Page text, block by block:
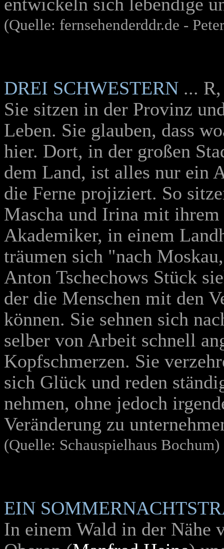
(Quelle: fernsehenderddr.de -
DREI SCHWESTERN ...
Sie sitzen in der Provinz
Leben. Sie glauben, dass
hier. Dort, in der großen
dem Land, ist alles nur ein
die Ferne projiziert. So
Mascha und Irina mit
Akademiker, in einem
träumen sich "nach
Anton Tschechows Stück
der die Menschen mit den
können. Sie sehnen sich
selber von Arbeit schnell
Kopfschmerzen. Sie
sich Glück und reden
nehmen, ohne jedoch
Veränderung zu
(Quelle: Schauspielhaus Bochum)
EIN
In einem Wald in der Nähe